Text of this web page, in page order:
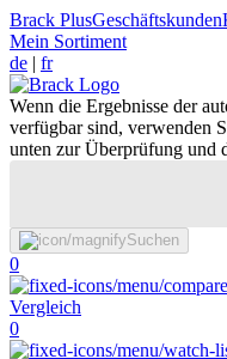
Brack PlusGeschäftskunden
Mein Sortiment
de | fr
Wenn die Ergebnisse der
verfügbar sind, verwenden
unten zur Überprüfung und
Suchen
0
Vergleich
0